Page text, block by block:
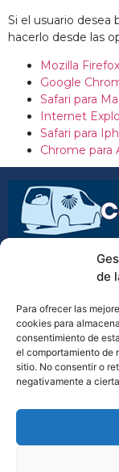
de
Para ofrecer las
cookies para
consentimiento de
el comportamiento de
sitio. No consentir o
negativamente a
Si el usuario desea
hacerlo desde las
Mozilla
Google
Safari para
Internet
Safari para
Chrome para
Transporte de
(34) 610 798 138